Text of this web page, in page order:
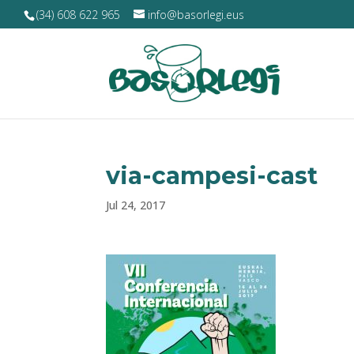
(34) 608 622 965 info@basorlegi.eus
via-campesi-cast
Jul 24, 2017